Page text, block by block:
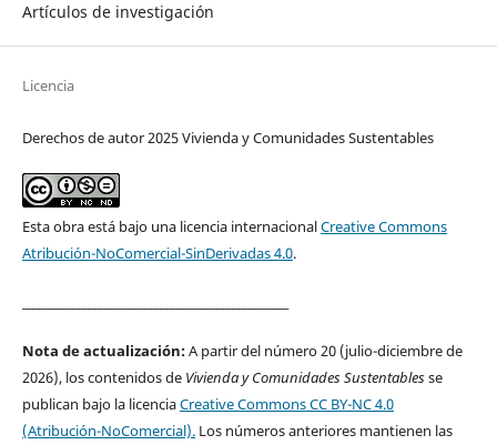
Artículos de investigación
Licencia
Derechos de autor 2025 Vivienda y Comunidades Sustentables
Esta obra está bajo una licencia internacionalCreative Commons
Atribución-NoComercial-SinDerivadas 4.0.
Nota de actualización:A partir del número 20 (julio-diciembre de
2026), los contenidos de Vivienda y Comunidades Sustentablesse
publican bajo la licenciaCreative Commons CC BY-NC 4.0
(Atribución-NoComercial).Los números anteriores mantienen las